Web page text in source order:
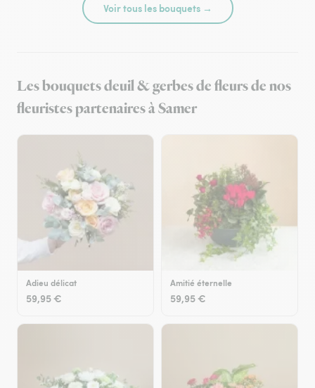
Voir tous les bouquets →
Les bouquets deuil & gerbes de fleurs de nos
fleuristes partenaires à Samer
Adieu délicat
59,95 €
Amitié éternelle
59,95 €